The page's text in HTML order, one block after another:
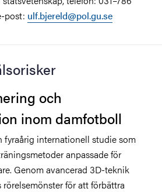
post: ulf.bjereld@pol.gu.se
och
inom damfotboll
fyraårig internationell studie som
anpassade för
Genom avancerad 3D-teknik
rörelsemönster för att förbättra